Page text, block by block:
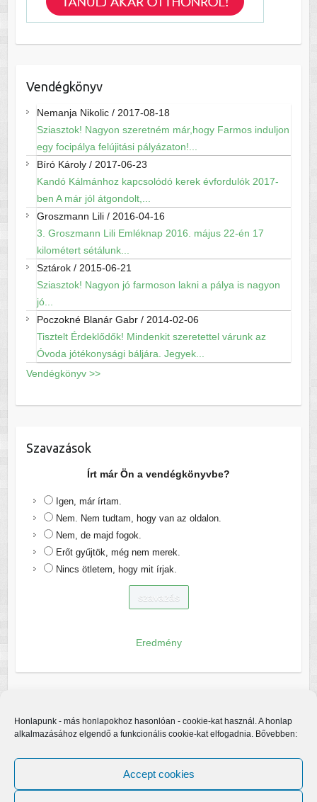
Honlapunk - más honlapokhoz hasonlóan - cookie-kat használ. A honlap
alkalmazásához elgendő a funkcionális cookie-kat elfogadnia. Bővebben:
Accept cookies
Vendégkönyv
Nemanja Nikolic/ 2017-08-18
Sziasztok! Nagyon szeretném már,hogy Farmos induljon
egy focipálya felújitási pályázaton!...
Bíró Károly/ 2017-06-23
Kandó Kálmánhoz kapcsolódó kerek évfordulók 2017-
ben A már jól átgondolt,...
Groszmann Lili/ 2016-04-16
3. Groszmann Lili Emléknap 2016. május 22-én 17
kilométert sétálunk...
Sztárok/ 2015-06-21
Sziasztok! Nagyon jó farmoson lakni a pálya is nagyon
jó...
Poczokné Blanár Gabr/ 2014-02-06
Tisztelt Érdeklődők! Mindenkit szeretettel várunk az
Óvoda jótékonysági báljára. Jegyek...
Vendégkönyv >>
Szavazások
Írt már Ön a vendégkönyvbe?
Igen, már írtam.
Nem. Nem tudtam, hogy van az oldalon.
Nem, de majd fogok.
Erőt gyűjtök, még nem merek.
Nincs ötletem, hogy mit írjak.
Eredmény